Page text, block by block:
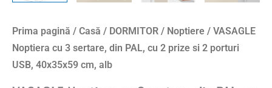
Prima pagină / Casă / DORMITOR / Noptiere / VASAGLE
Noptiera cu 3 sertare, din PAL, cu 2 prize si 2 porturi
USB, 40x35x59 cm, alb